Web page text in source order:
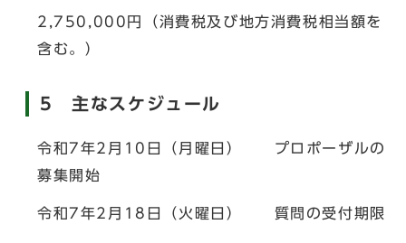
2,750,000円（消費税及び地方消費税相当額を
含む。）
5 主なスケジュール
令和7年2月10日（月曜日） プロポーザルの
募集開始
令和7年2月18日（火曜日） 質問の受付期限